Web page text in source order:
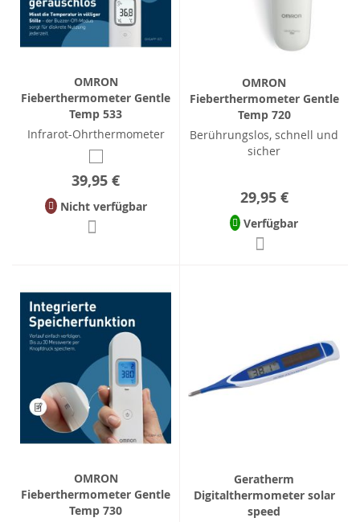
OMRON
Fieberthermometer Gentle
Temp 533
Infrarot-Ohrthermometer
39,95 €
Nicht verfügbar
OMRON
Fieberthermometer Gentle
Temp 720
Berührungslos, schnell und
sicher
29,95 €
Verfügbar
OMRON
Fieberthermometer Gentle
Temp 730
Geratherm
Digitalthermometer solar
speed